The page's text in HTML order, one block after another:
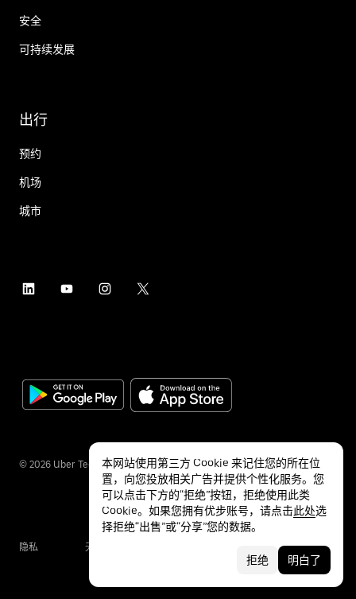
安全
可持续发展
出行
预约
机场
城市
© 2026 Uber Technologies Inc.
隐私 无障碍服务
本网站使用第三方 Cookie 来记住您的所在位
置，向您投放相关广告并提供个性化服务。您
可以点击下方的“拒绝”按钮，拒绝使用此类
Cookie。如果您拥有优步账号，请点击此处选
择拒绝“出售”或“分享”您的数据。
拒绝 明白了